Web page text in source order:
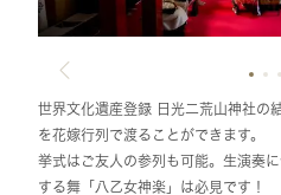
世界文化遺産登録 日光二荒山神社の
を花嫁行列で渡ることができます。
挙式はご友人の参列も可能。生演奏
する舞「八乙女神楽」は必見です！